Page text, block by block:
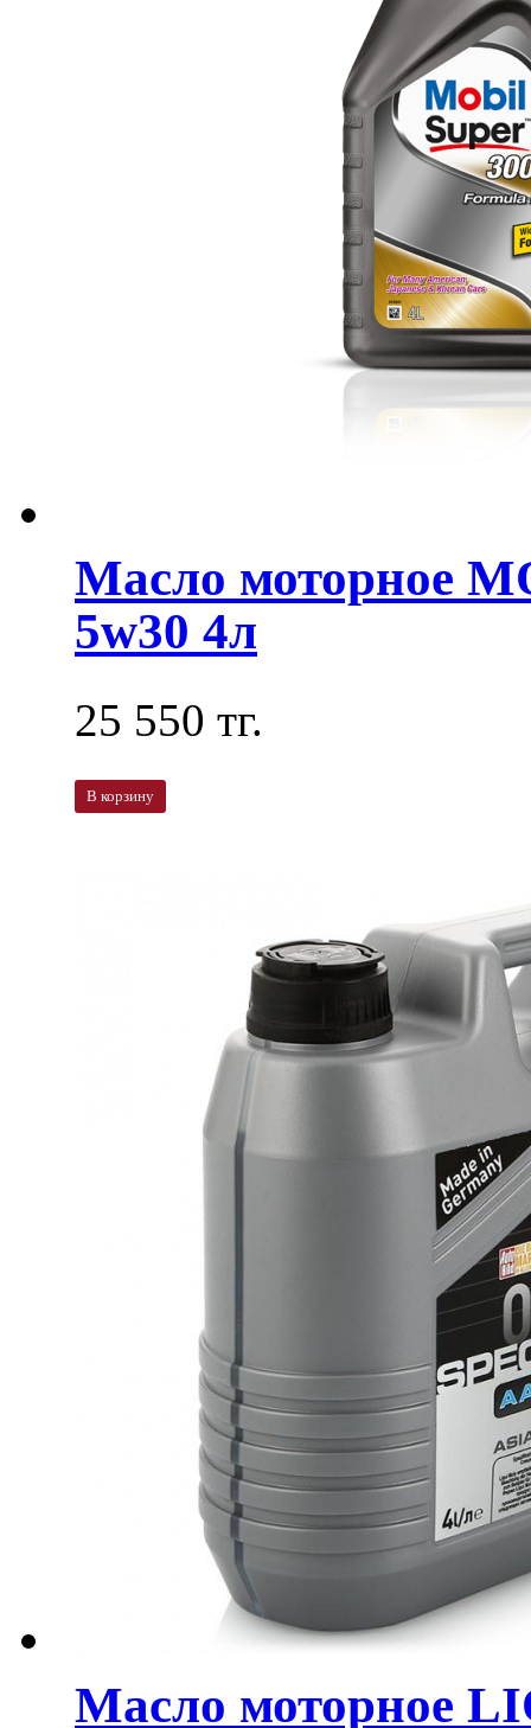
Масло моторное
5w30 4л
25 550 тг.
В корзину
Масло моторное